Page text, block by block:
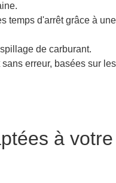
temps d'arrêt grâce à une
de carburant.
erreur, basées sur les
à votre